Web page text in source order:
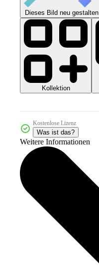
Dieses Bild neu gestalten
Kollektion
Kostenlose Lizenz
Was ist das?
Weitere Informationen